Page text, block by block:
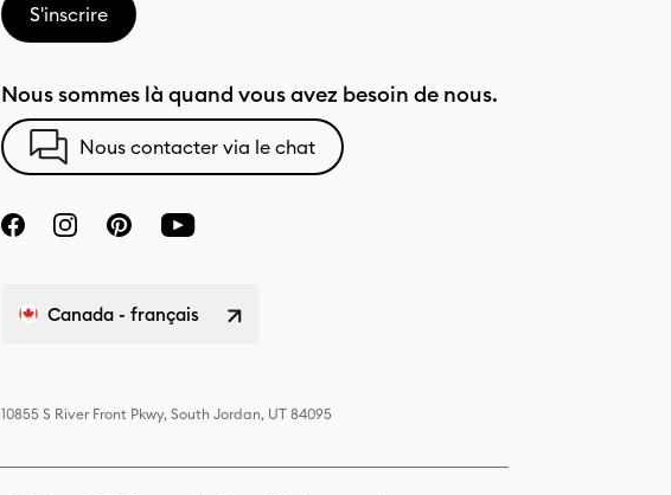
S'inscrire
Nous sommes là quand vous avez besoin de nous.
Nous contacter via le chat
Canada - français
10855 S River Front Pkwy, South Jordan, UT 84095